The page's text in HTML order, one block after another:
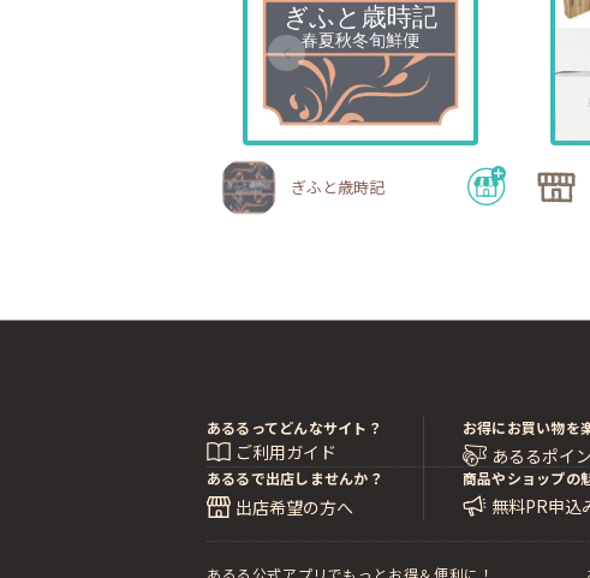
ぎふと歳時記
あるるってどんなサイト？
ご利用ガイド
お得にお買い物を
あるるポイ
あるるで出店しませんか？
出店希望の方へ
商品やショップの
無料PR申込
あるる公式アプリでもっとお得＆便利に！